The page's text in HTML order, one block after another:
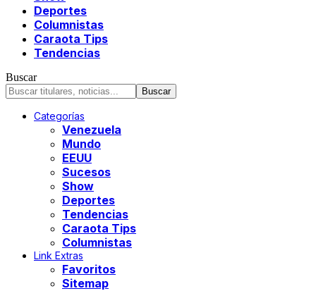
Deportes
Columnistas
Caraota Tips
Tendencias
Buscar
Categorías
Venezuela
Mundo
EEUU
Sucesos
Show
Deportes
Tendencias
Caraota Tips
Columnistas
Link Extras
Favoritos
Sitemap